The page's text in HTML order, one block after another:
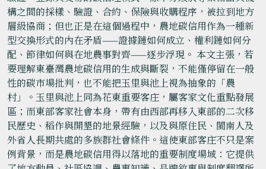
構之間的採樣、驗證、合約、保險與收購程序，被拉到地方
層級協商；但也正是在這個過程中，農地碳信用作為一種新
型交換形式的內在矛盾——證據鏈如何成立、權利鏈如何分
配、節律如何與在地農事對齊——逐步浮現。 本文主張，若
要理解東臺灣農地碳信用的生成與斷裂，不能僅停留在一般
性的碳市場批判，也不能把玉里與池上視為抽象的「農
村」。玉里與池上同為花東重要客庄，屬客家文化重點發展
區；而東部客家社會本身，帶有由西部再移入東部的二次移
民歷史、稻作與開墾的地景經驗，以及與原住民、閩南人及
外省人長期共處的多族群社會條件。這使東部客庄不只是案
例背景，而是農地碳信用得以落地的重要制度場域：它提供